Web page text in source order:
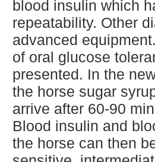
blood insulin which
repeatability. Other
advanced
of oral glucose
presented. In the
the horse sugar
arrive after 60-90
Blood insulin and
the horse can then